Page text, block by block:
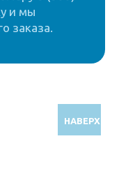
и мы
заказа.
НАВЕРХ